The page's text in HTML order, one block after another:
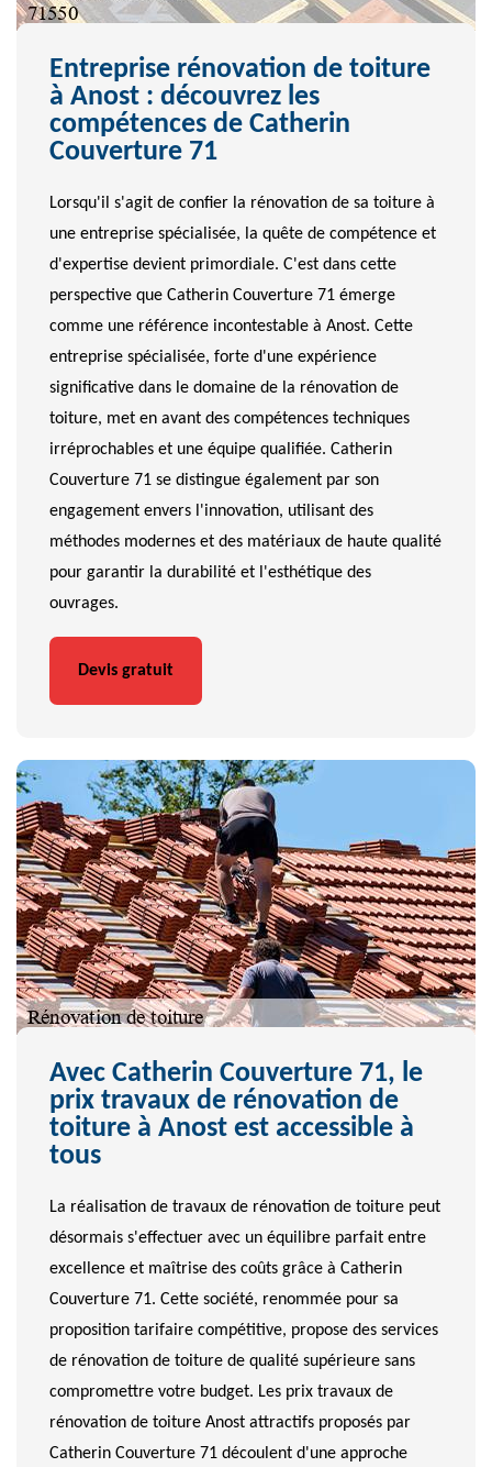
Entreprise rénovation de toiture
à Anost : découvrez les
compétences de Catherin
Couverture 71
Lorsqu'il s'agit de confier la rénovation de sa toiture à
une entreprise spécialisée, la quête de compétence et
d'expertise devient primordiale. C'est dans cette
perspective que Catherin Couverture 71 émerge
comme une référence incontestable à Anost. Cette
entreprise spécialisée, forte d'une expérience
significative dans le domaine de la rénovation de
toiture, met en avant des compétences techniques
irréprochables et une équipe qualifiée. Catherin
Couverture 71 se distingue également par son
engagement envers l'innovation, utilisant des
méthodes modernes et des matériaux de haute qualité
pour garantir la durabilité et l'esthétique des
ouvrages.
Devis gratuit
Avec Catherin Couverture 71, le
prix travaux de rénovation de
toiture à Anost est accessible à
tous
La réalisation de travaux de rénovation de toiture peut
désormais s'effectuer avec un équilibre parfait entre
excellence et maîtrise des coûts grâce à Catherin
Couverture 71. Cette société, renommée pour sa
proposition tarifaire compétitive, propose des services
de rénovation de toiture de qualité supérieure sans
compromettre votre budget. Les prix travaux de
rénovation de toiture Anost attractifs proposés par
Catherin Couverture 71 découlent d'une approche